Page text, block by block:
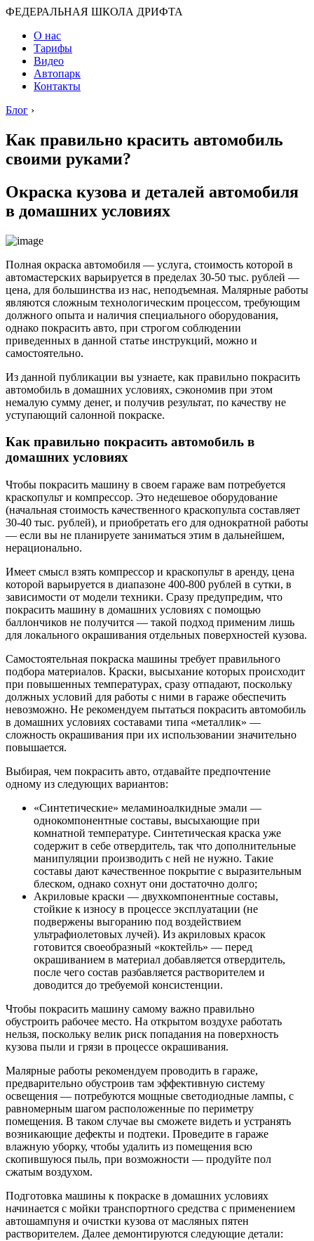
ФЕДЕРАЛЬНАЯ ШКОЛА ДРИФТА
О нас
Тарифы
Видео
Автопарк
Контакты
Блог ›
Как правильно красить автомобиль
своими руками?
Окраска кузова и деталей автомобиля
в домашних условиях
Полная окраска автомобиля — услуга, стоимость которой в
автомастерских варьируется в пределах 30-50 тыс. рублей —
цена, для большинства из нас, неподъемная. Малярные работы
являются сложным технологическим процессом, требующим
должного опыта и наличия специального оборудования,
однако покрасить авто, при строгом соблюдении
приведенных в данной статье инструкций, можно и
самостоятельно.
Из данной публикации вы узнаете, как правильно покрасить
автомобиль в домашних условиях, сэкономив при этом
немалую сумму денег, и получив результат, по качеству не
уступающий салонной покраске.
Как правильно покрасить автомобиль в
домашних условиях
Чтобы покрасить машину в своем гараже вам потребуется
краскопульт и компрессор. Это недешевое оборудование
(начальная стоимость качественного краскопульта составляет
30-40 тыс. рублей), и приобретать его для однократной работы
— если вы не планируете заниматься этим в дальнейшем,
нерационально.
Имеет смысл взять компрессор и краскопульт в аренду, цена
которой варьируется в диапазоне 400-800 рублей в сутки, в
зависимости от модели техники. Сразу предупредим, что
покрасить машину в домашних условиях с помощью
баллончиков не получится — такой подход применим лишь
для локального окрашивания отдельных поверхностей кузова.
Самостоятельная покраска машины требует правильного
подбора материалов. Краски, высыхание которых происходит
при повышенных температурах, сразу отпадают, поскольку
должных условий для работы с ними в гараже обеспечить
невозможно. Не рекомендуем пытаться покрасить автомобиль
в домашних условиях составами типа «металлик» —
сложность окрашивания при их использовании значительно
повышается.
Выбирая, чем покрасить авто, отдавайте предпочтение
одному из следующих вариантов:
«Синтетические» меламиноалкидные эмали —
однокомпонентные составы, высыхающие при
комнатной температуре. Синтетическая краска уже
содержит в себе отвердитель, так что дополнительные
манипуляции производить с ней не нужно. Такие
составы дают качественное покрытие с выразительным
блеском, однако сохнут они достаточно долго;
Акриловые краски — двухкомпонентные составы,
стойкие к износу в процессе эксплуатации (не
подвержены выгоранию под воздействием
ультрафиолетовых лучей). Из акриловых красок
готовится своеобразный «коктейль» — перед
окрашиванием в материал добавляется отвердитель,
после чего состав разбавляется растворителем и
доводится до требуемой консистенции.
Чтобы покрасить машину самому важно правильно
обустроить рабочее место. На открытом воздухе работать
нельзя, поскольку велик риск попадания на поверхность
кузова пыли и грязи в процессе окрашивания.
Малярные работы рекомендуем проводить в гараже,
предварительно обустроив там эффективную систему
освещения — потребуются мощные светодиодные лампы, с
равномерным шагом расположенные по периметру
помещения. В таком случае вы сможете видеть и устранять
возникающие дефекты и подтеки. Проведите в гараже
влажную уборку, чтобы удалить из помещения всю
скопившуюся пыль, при возможности — продуйте пол
сжатым воздухом.
Подготовка машины к покраске в домашних условиях
начинается с мойки транспортного средства с применением
автошампуня и очистки кузова от масляных пятен
растворителем. Далее демонтируются следующие детали: